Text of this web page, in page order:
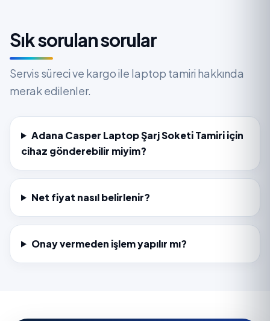
Sık sorulan sorular
Servis süreci ve kargo ile laptop tamiri hakkında
merak edilenler.
Adana Casper Laptop Şarj Soketi Tamiri için
cihaz gönderebilir miyim?
Net fiyat nasıl belirlenir?
Onay vermeden işlem yapılır mı?